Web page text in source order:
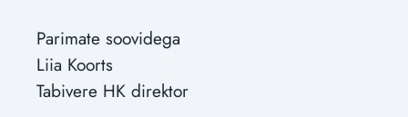
Parimate soovidega
Liia Koorts
Tabivere HK direktor